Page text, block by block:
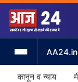
कानून व न्याय